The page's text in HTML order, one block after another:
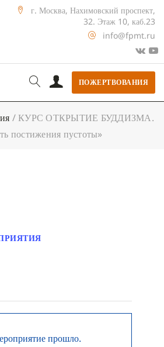
г. Москва, Нахимовский проспект,
32. Этаж 10, каб.23
info@fpmt.ru
ПОЖЕРТВОВАНИЯ
/ КУРС ОТКРЫТИЕ БУДДИЗМА.
постижения пустоты»
прошло.